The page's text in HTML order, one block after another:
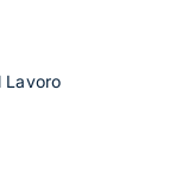
Lavoro